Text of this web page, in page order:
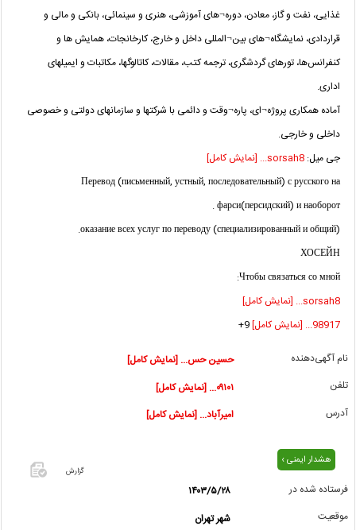
غذایی، نفت و گاز، معادن، دوره¬های آموزشی، هنری و سینمائی، بانکی و مالی و
قراردادی، نمایشگاه¬های بین¬المللی داخل و خارج، کارخانجات، همایش ها و
کنفرانس‌ها، تورهای گردشگری، ترجمه کتب، مقالات، کاتالوگها، مکاتبات و ایمیلهای
اداری.
آماده همکاری پروژه¬ای، پاره¬وقت و دائمی با شرکتها و سازمانهای دولتی و خصوصی
داخلی و خارجی.
جی میل: sorsah8... [نمایش کامل]
Перевод (письменный, устный, последовательный) с русского на
фарси(персидский) и наоборот .
оказание всех услуг по переводу (специализированный и общий).
ХОСЕЙН
Чтобы связаться со мной:
sorsah8... [نمایش کامل]
98917... [نمایش کامل]
9+
نام آگهی‌دهنده
حسین حس... [نمایش کامل]
تلفن
۰۹۱۰۱... [نمایش کامل]
آدرس
امیرآباد... [نمایش کامل]
هشدار ایمنی ›
گزارش
فرستاده شده در
۱۴۰۳/۵/۲۸
موقعیت
شهر تهران